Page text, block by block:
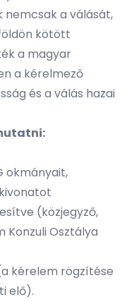
nemcsak a válását,
kötött
a magyar
a kérelmező
és a válás hazai
okmányait,
(közjegyző,
Konzuli Osztálya
kérelem rögzítése
elő).